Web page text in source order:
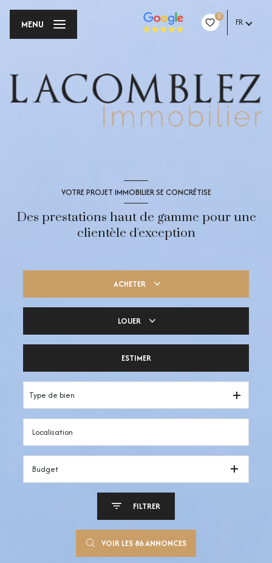
0
FR
MENU
VOTRE PROJET IMMOBILIER SE CONCRÉTISE
Des prestations haut de gamme pour une
clientèle d'exception
ACHETER
LOUER
ESTIMER
Type de bien
Budget
FILTRER
VOIR LES 86ANNONCES